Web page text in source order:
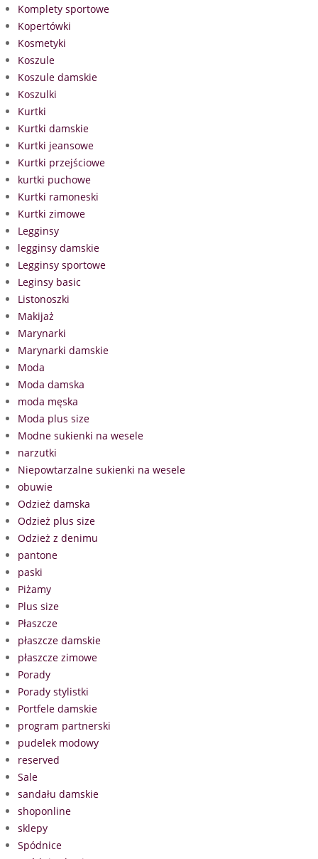
Komplety sportowe
Kopertówki
Kosmetyki
Koszule
Koszule damskie
Koszulki
Kurtki
Kurtki damskie
Kurtki jeansowe
Kurtki przejściowe
kurtki puchowe
Kurtki ramoneski
Kurtki zimowe
Legginsy
legginsy damskie
Legginsy sportowe
Leginsy basic
Listonoszki
Makijaż
Marynarki
Marynarki damskie
Moda
Moda damska
moda męska
Moda plus size
Modne sukienki na wesele
narzutki
Niepowtarzalne sukienki na wesele
obuwie
Odzież damska
Odzież plus size
Odzież z denimu
pantone
paski
Piżamy
Plus size
Płaszcze
płaszcze damskie
płaszcze zimowe
Porady
Porady stylistki
Portfele damskie
program partnerski
pudelek modowy
reserved
Sale
sandału damskie
shoponline
sklepy
Spódnice